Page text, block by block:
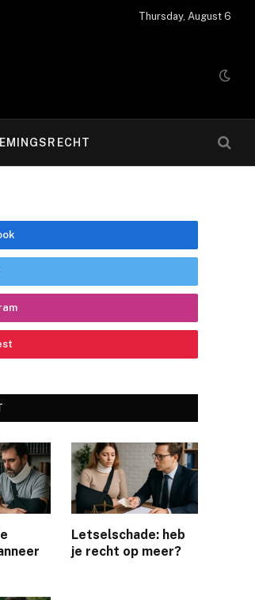
Thursday, August 6
Letselschade: heb
je recht op meer?